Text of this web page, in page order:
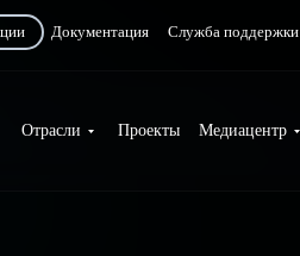
Документация Служба поддержки
Отрасли Проекты Медиацентр